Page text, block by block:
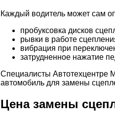
Каждый водитель может сам
пробуксовка дисков
рывки в работе
вибрация при
затрудненное нажатие
Специалисты Автотехцентре
автомобиль для замены
Цена замены